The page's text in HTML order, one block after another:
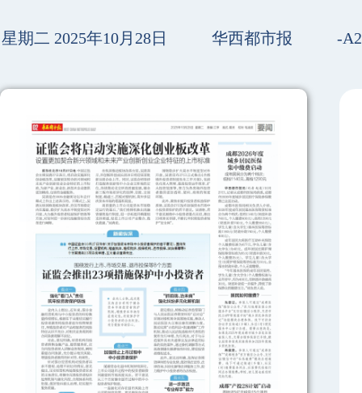
星期二 2025年10月28日 华西都市报 -